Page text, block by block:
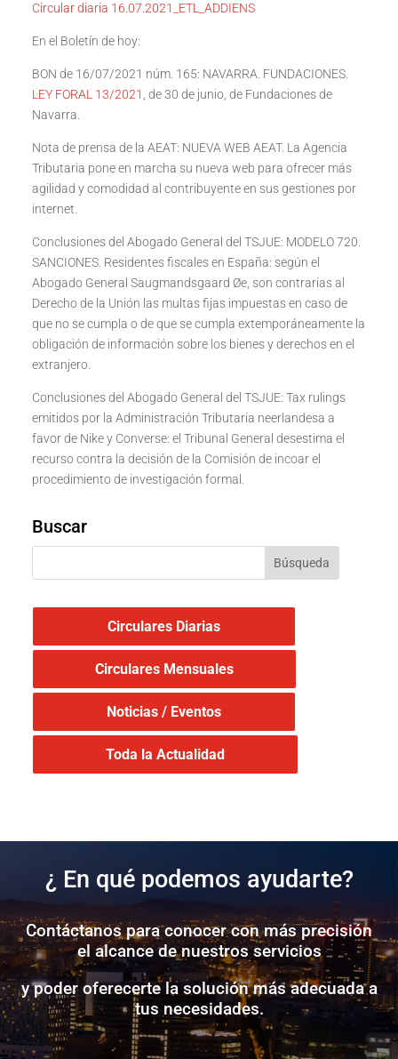
Circular diaria 16.07.2021_ETL_ADDIENS
En el Boletín de hoy:
BON de 16/07/2021 núm. 165: NAVARRA. FUNDACIONES.
LEY FORAL 13/2021 , de 30 de junio, de Fundaciones de
Navarra.
Nota de prensa de la AEAT: NUEVA WEB AEAT. La Agencia
Tributaria pone en marcha su nueva web para ofrecer más
agilidad y comodidad al contribuyente en sus gestiones por
internet.
Conclusiones del Abogado General del TSJUE: MODELO 720.
SANCIONES. Residentes fiscales en España: según el
Abogado General Saugmandsgaard Øe, son contrarias al
Derecho de la Unión las multas fijas impuestas en caso de
que no se cumpla o de que se cumpla extemporáneamente la
obligación de información sobre los bienes y derechos en el
extranjero.
Conclusiones del Abogado General del TSJUE: Tax rulings
emitidos por la Administración Tributaria neerlandesa a
favor de Nike y Converse: el Tribunal General desestima el
recurso contra la decisión de la Comisión de incoar el
procedimiento de investigación formal.
Buscar
Circulares Diarias
Circulares Mensuales
Noticias / Eventos
Toda la Actualidad
¿ En qué podemos ayudarte?
Contáctanos para conocer con más precisión
el alcance de nuestros servicios
y poder oferecerte la solución más adecuada a
tus necesidades.